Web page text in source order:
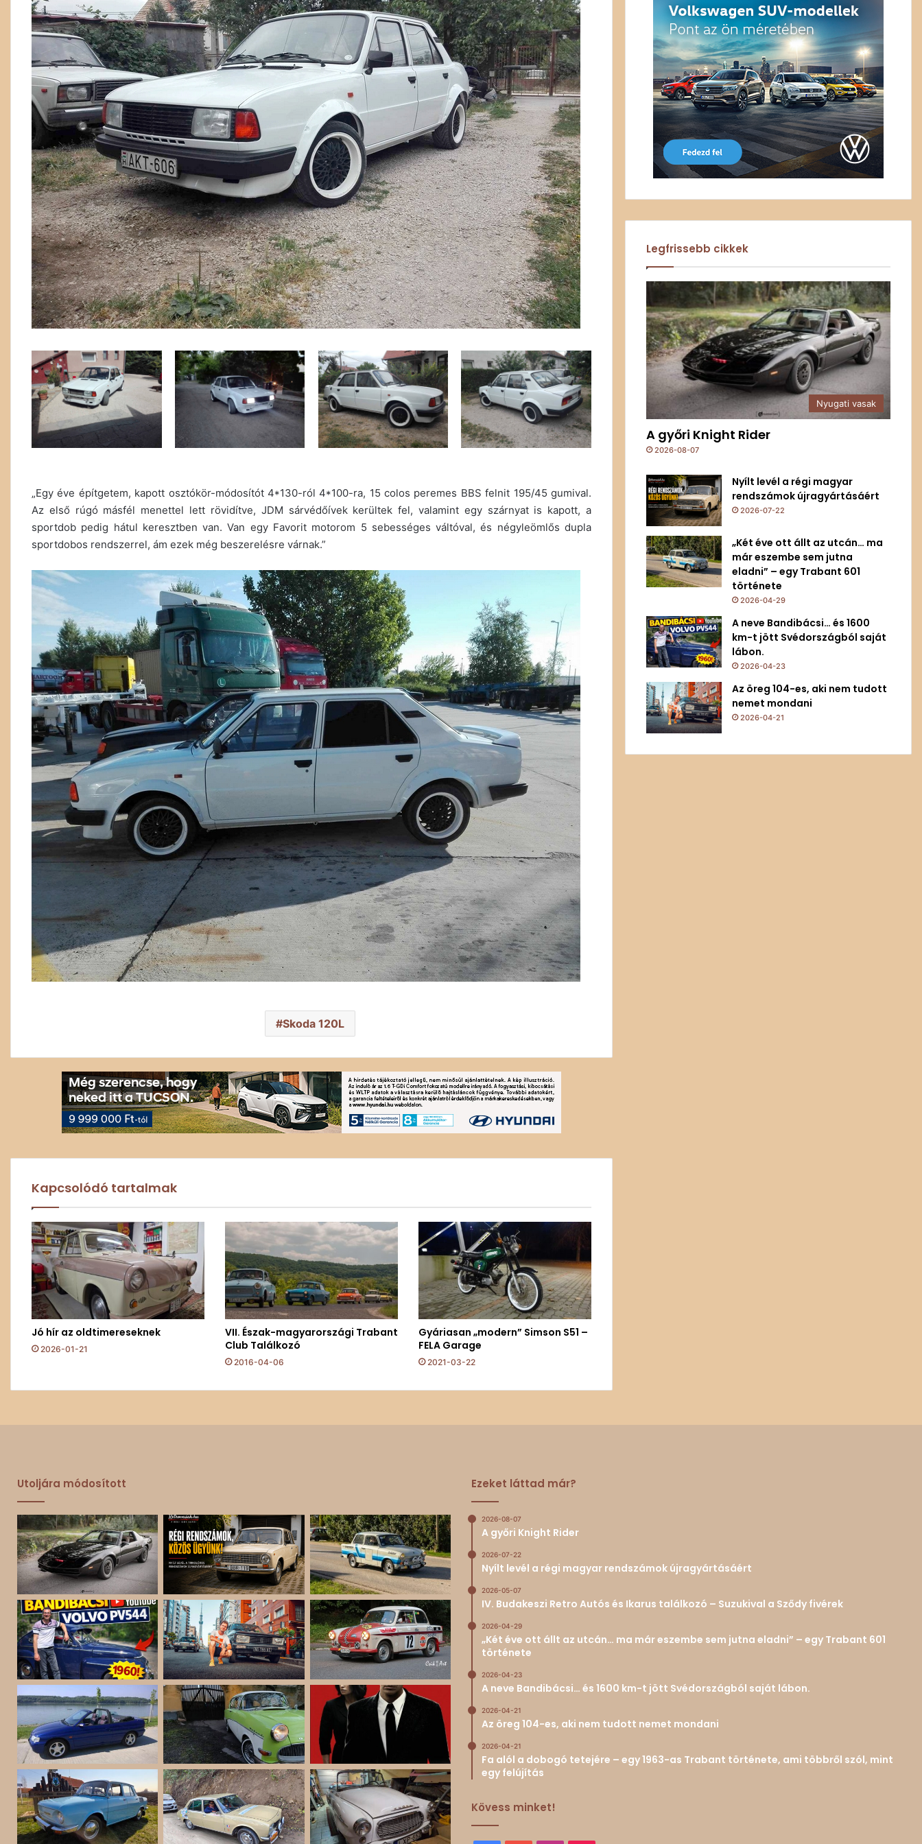
„Egy éve építgetem, kapott osztókör-módosítót 4*130-ról 4*100-ra, 15 colos peremes BBS felnit 195/45 gumival.
Az első rúgó másfél menettel lett rövidítve, JDM sárvédőívek kerültek fel, valamint egy szárnyat is kapott, a
sportdob pedig hátul keresztben van. Van egy Favorit motorom 5 sebességes váltóval, és négyleömlős dupla
sportdobos rendszerrel, ám ezek még beszerelésre várnak.”
Skoda 120L
Kapcsolódó tartalmak
Jó hír az oldtimereseknek
2026-01-21
VII. Észak-magyarországi Trabant
Club Találkozó
2016-04-06
Gyáriasan „modern” Simson S51 –
FELA Garage
2021-03-22
Legfrissebb cikkek
Nyugati vasak
A győri Knight Rider
2026-08-07
Nyílt levél a régi magyar
rendszámok újragyártásáért
2026-07-22
„Két éve ott állt az utcán… ma
már eszembe sem jutna
eladni” – egy Trabant 601
története
2026-04-29
A neve Bandibácsi… és 1600
km-t jött Svédországból saját
lábon.
2026-04-23
Az öreg 104-es, aki nem tudott
nemet mondani
2026-04-21
Utoljára módosított Ezeket láttad már?
2026-08-07
A győri Knight Rider
2026-07-22
Nyílt levél a régi magyar rendszámok újragyártásáért
2026-05-07
IV. Budakeszi Retro Autós és Ikarus találkozó – Suzukival a Sződy fivérek
2026-04-29
„Két éve ott állt az utcán… ma már eszembe sem jutna eladni” – egy Trabant 601
története
2026-04-23
A neve Bandibácsi… és 1600 km-t jött Svédországból saját lábon.
2026-04-21
Az öreg 104-es, aki nem tudott nemet mondani
2026-04-21
Fa alól a dobogó tetejére – egy 1963-as Trabant története, ami többről szól, mint
egy felújítás
Kövess minket!